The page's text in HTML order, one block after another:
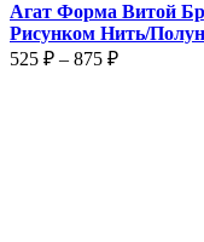
Агат Форма Витой
Рисунком Нить/
525 ₽ – 875 ₽Диапазон